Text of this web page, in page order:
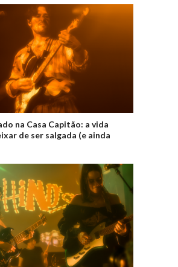
na Casa Capitão: a vida
de ser salgada (e ainda